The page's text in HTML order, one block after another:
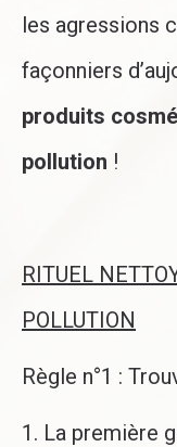
les agressions
façonniers
produits
pollution !
RITUEL
POLLUTION
Règle n°1 :
1. La première